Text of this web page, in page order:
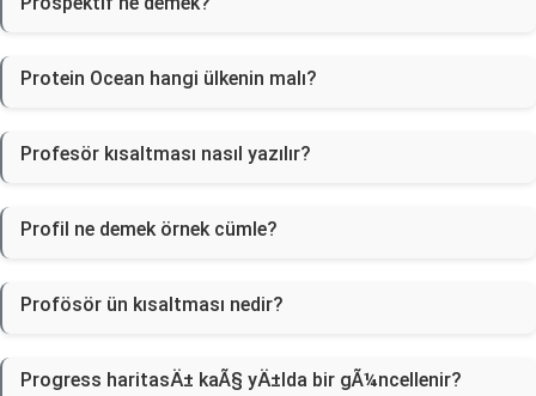
Protein Ocean hangi ülkenin malı?
Profesör kısaltması nasıl yazılır?
Profil ne demek örnek cümle?
Profösör ün kısaltması nedir?
Progress haritasÄ± kaÃ§ yÄ±lda bir gÃ¼ncellenir?